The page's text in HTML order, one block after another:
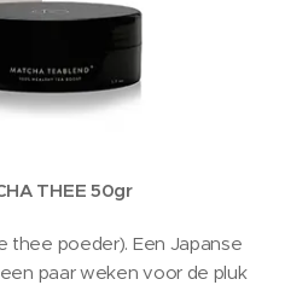
THEE 50gr
thee poeder). Een Japanse
paar weken voor de pluk